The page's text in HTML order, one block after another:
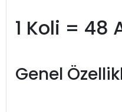
1 Koli = 48
Genel